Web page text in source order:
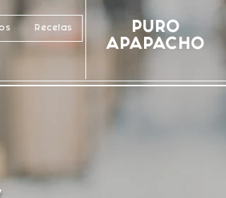
PURO
APAPACHO
Recetas